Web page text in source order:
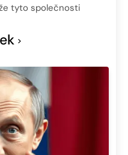
tyto společnosti